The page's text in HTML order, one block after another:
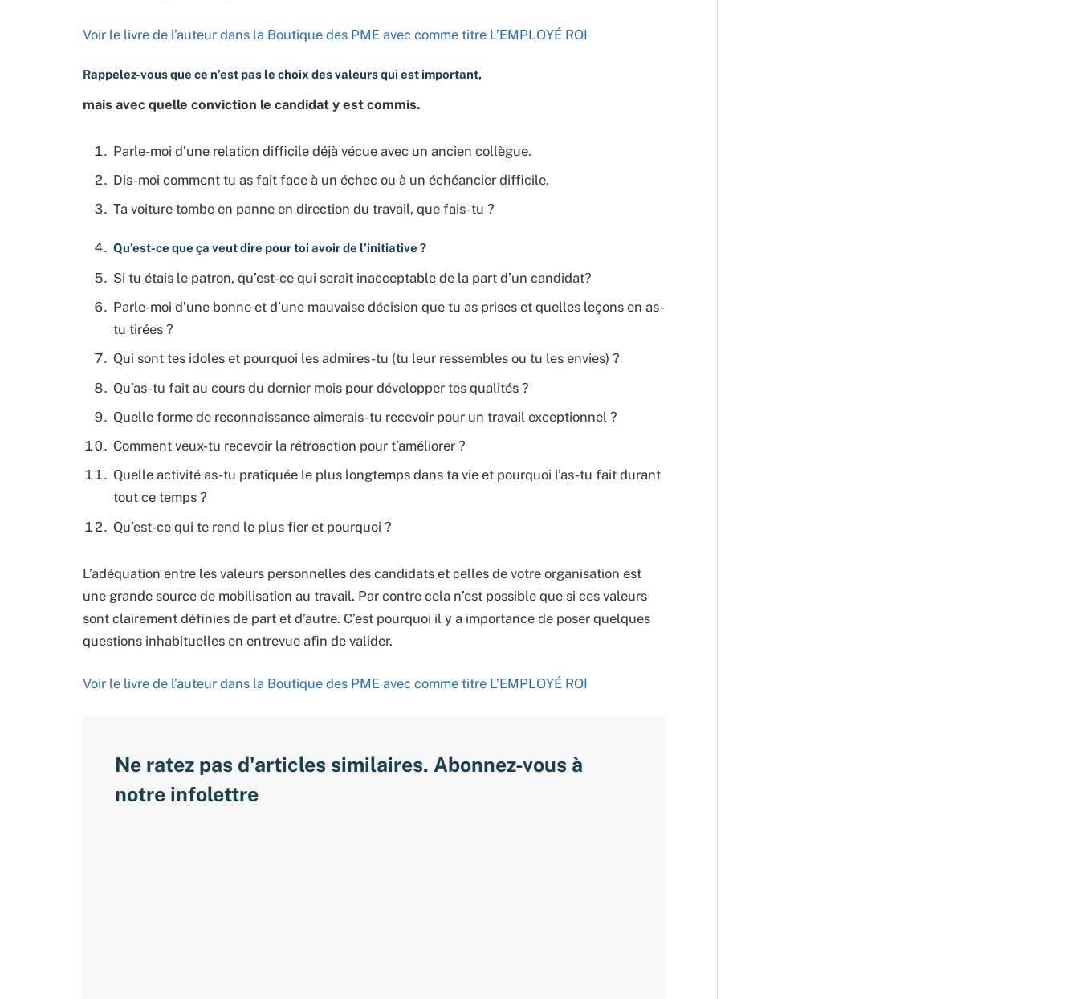
Voir le livre de l’auteur dans la Boutique des PME avec comme titre L’EMPLOYÉ ROI
Rappelez-vous que ce n’est pas le choix des valeurs qui est important,
mais avec quelle conviction le candidat y est commis.
Parle-moi d’une relation difficile déjà vécue avec un ancien collègue.
Dis-moi comment tu as fait face à un échec ou à un échéancier difficile.
Ta voiture tombe en panne en direction du travail, que fais-tu ?
Qu’est-ce que ça veut dire pour toi avoir de l’initiative ?
Si tu étais le patron, qu’est-ce qui serait inacceptable de la part d’un candidat?
Parle-moi d’une bonne et d’une mauvaise décision que tu as prises et quelles leçons en as-
tu tirées ?
Qui sont tes idoles et pourquoi les admires-tu (tu leur ressembles ou tu les envies) ?
Qu’as-tu fait au cours du dernier mois pour développer tes qualités ?
Quelle forme de reconnaissance aimerais-tu recevoir pour un travail exceptionnel ?
Comment veux-tu recevoir la rétroaction pour t’améliorer ?
Quelle activité as-tu pratiquée le plus longtemps dans ta vie et pourquoi l’as-tu fait durant
tout ce temps ?
Qu’est-ce qui te rend le plus fier et pourquoi ?
L’adéquation entre les valeurs personnelles des candidats et celles de votre organisation est
une grande source de mobilisation au travail. Par contre cela n’est possible que si ces valeurs
sont clairement définies de part et d’autre. C’est pourquoi il y a importance de poser quelques
questions inhabituelles en entrevue afin de valider.
Voir le livre de l’auteur dans la Boutique des PME avec comme titre L’EMPLOYÉ ROI
Ne ratez pas d'articles similaires. Abonnez-vous à
notre infolettre